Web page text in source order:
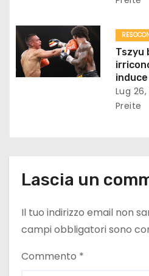
o
l
i
Tszyu
Lug
Preite
Lascia un
Il tuo indirizzo email non
campi obbligatori sono
Commento *